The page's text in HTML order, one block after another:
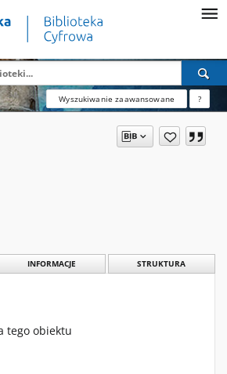
Wyszukiwanie zaawansowane ?
INFORMACJE STRUKTURA
tego obiektu